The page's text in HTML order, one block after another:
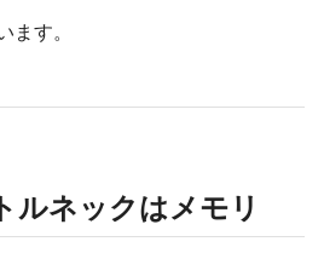
ます。
ルネックはメモリ